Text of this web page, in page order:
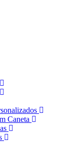
Caneta